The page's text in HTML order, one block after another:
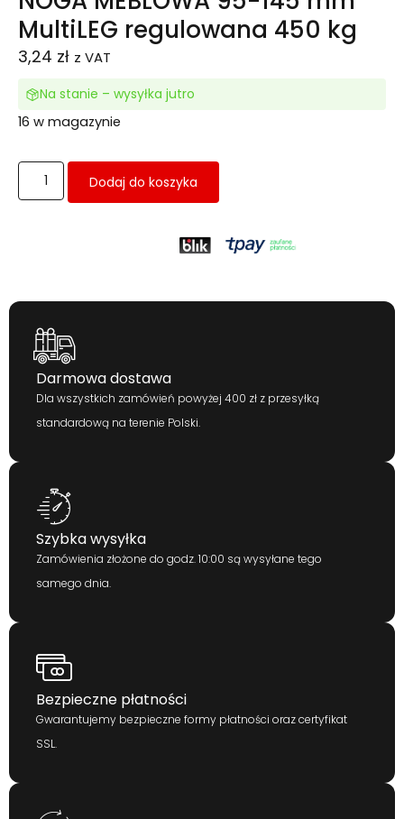
MultiLEG regulowana 450 kg
3,24 zł z VAT
Na stanie – wysyłka jutro
16 w magazynie
Dodaj do koszyka
Darmowa dostawa
Dla wszystkich zamówień powyżej 400 zł z przesyłką
standardową na terenie Polski.
Szybka wysyłka
Zamówienia złożone do godz. 10:00 są wysyłane tego
samego dnia.
Bezpieczne płatności
Gwarantujemy bezpieczne formy płatności oraz certyfikat
SSL.